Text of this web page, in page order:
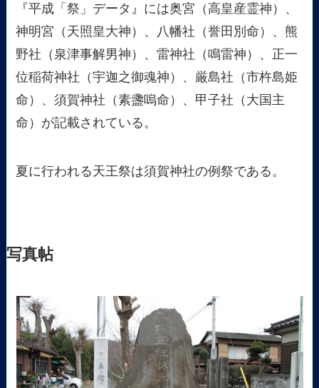
『平成「祭」データ』には奥宮（高皇産霊神）、
神明宮（天照皇大神）、八幡社（誉田別命）、熊
野社（泉津事解男神）、雷神社（鳴雷神）、正一
位稲荷神社（宇迦之御魂神）、厳島社（市杵島姫
命）、須賀神社（素盞嗚命）、甲子社（大国主
命）が記載されている。
夏に行われる天王祭は須賀神社の例祭である。
写真帖